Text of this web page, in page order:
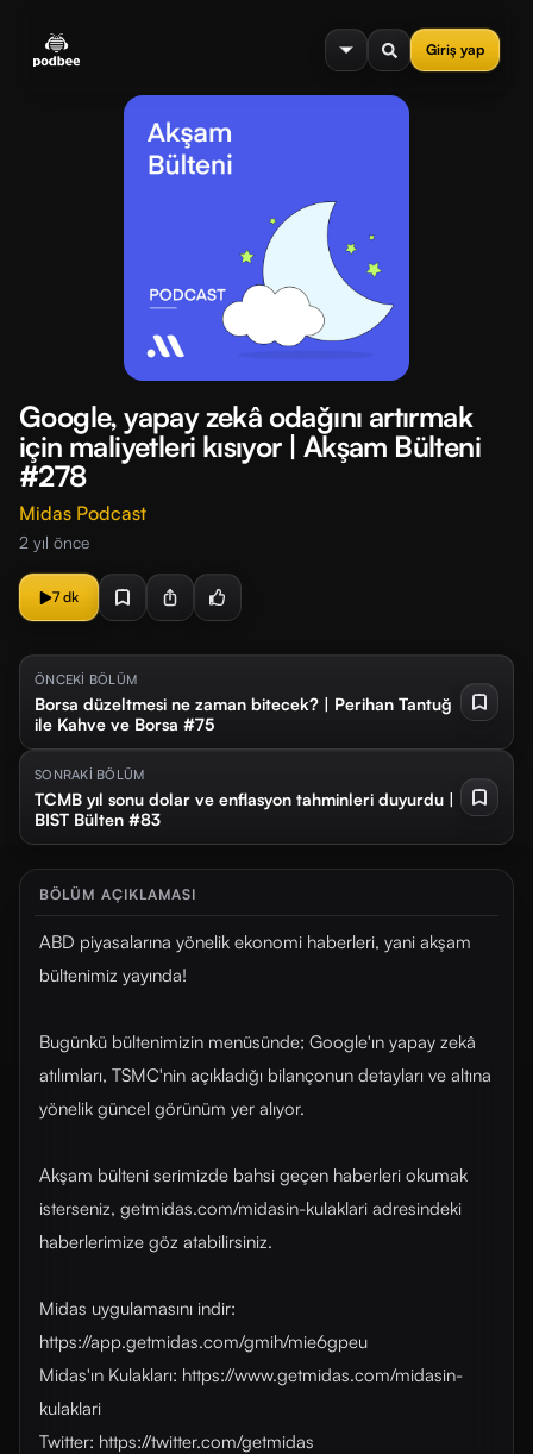
Giriş yap
menu
Google, yapay zekâ odağını artırmak
için maliyetleri kısıyor | Akşam Bülteni
#278
Midas Podcast
2 yıl önce
7 dk
ÖNCEKİ BÖLÜM
Borsa düzeltmesi ne zaman bitecek? | Perihan Tantuğ
ile Kahve ve Borsa #75
SONRAKİ BÖLÜM
TCMB yıl sonu dolar ve enflasyon tahminleri duyurdu |
BIST Bülten #83
BÖLÜM AÇIKLAMASI
ABD piyasalarına yönelik ekonomi haberleri, yani akşam
bültenimiz yayında!
Bugünkü bültenimizin menüsünde; Google'ın yapay zekâ
atılımları, TSMC'nin açıkladığı bilançonun detayları ve altına
yönelik güncel görünüm yer alıyor.
Akşam bülteni serimizde bahsi geçen haberleri okumak
isterseniz, getmidas.com/midasin-kulaklari adresindeki
haberlerimize göz atabilirsiniz.
Midas uygulamasını indir:
https://app.getmidas.com/gmih/mie6gpeu
Midas'ın Kulakları: https://www.getmidas.com/midasin-
kulaklari
Twitter: https://twitter.com/getmidas